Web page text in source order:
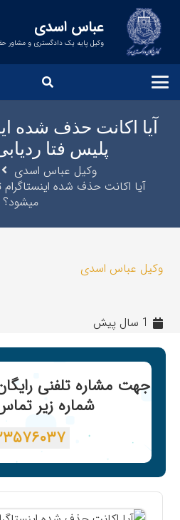
عباس اسدی
وکیل پایه یک دادگستری و مشاور
آیا اکانت حذف شده
پلیس فتا
وکیل عباس اسدی
آیا اکانت حذف شده
میشود؟
وکیل عباس اسدی
1 سال پیش
جهت مشاره تلفنی
شماره زیر